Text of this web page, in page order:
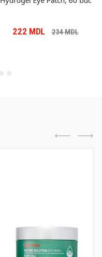
222 MDL 234MDL